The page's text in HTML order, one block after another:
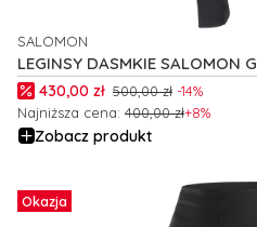
LEGINSY DASMKIE SALOMON
PRODUCENT
SALOMON
Cena promocyjna
430,00 zł 500,00 zł -14%
Najniższa cena: 400,00 zł+8%
Zobacz produkt
Okazja